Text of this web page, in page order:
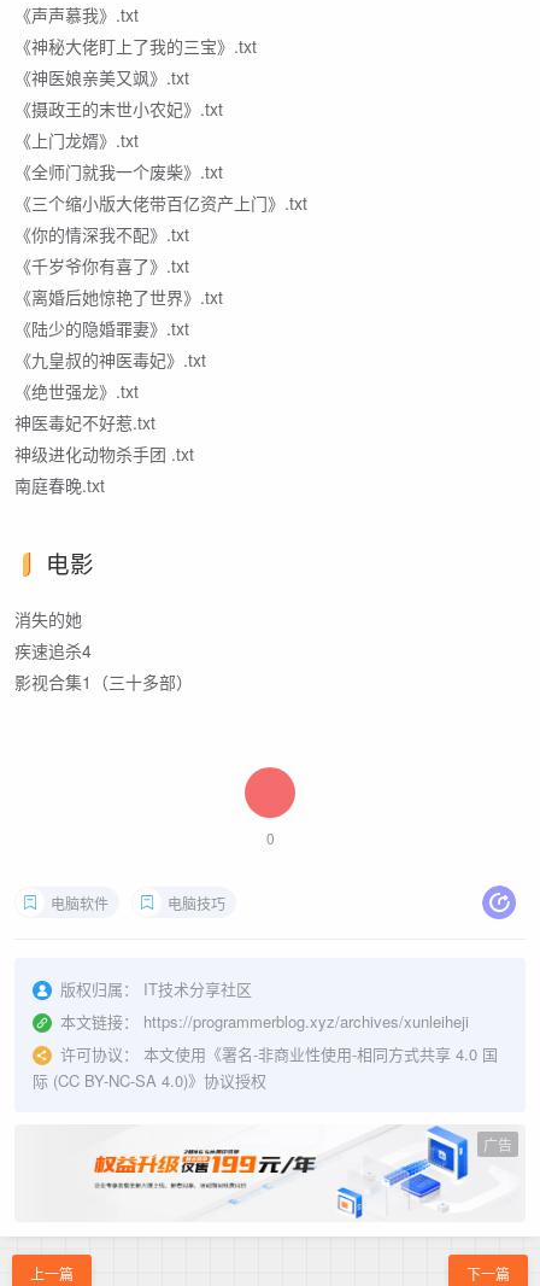
《声声慕我》.txt
《神秘大佬盯上了我的三宝》.txt
《神医娘亲美又飒》.txt
《摄政王的末世小农妃》.txt
《上门龙婿》.txt
《全师门就我一个废柴》.txt
《三个缩小版大佬带百亿资产上门》.txt
《你的情深我不配》.txt
《千岁爷你有喜了》.txt
《离婚后她惊艳了世界》.txt
《陆少的隐婚罪妻》.txt
《九皇叔的神医毒妃》.txt
《绝世强龙》.txt
神医毒妃不好惹.txt
神级进化动物杀手团 .txt
南庭春晚.txt
电影
消失的她
疾速追杀4
影视合集1（三十多部）
0
电脑软件 电脑技巧
版权归属：
IT技术分享社区
本文链接：
https://programmerblog.xyz/archives/xunleiheji
许可协议：
本文使用《署名-非商业性使用-相同方式共享 4.0 国
际 (CC BY-NC-SA 4.0)》协议授权
广告
上一篇 下一篇